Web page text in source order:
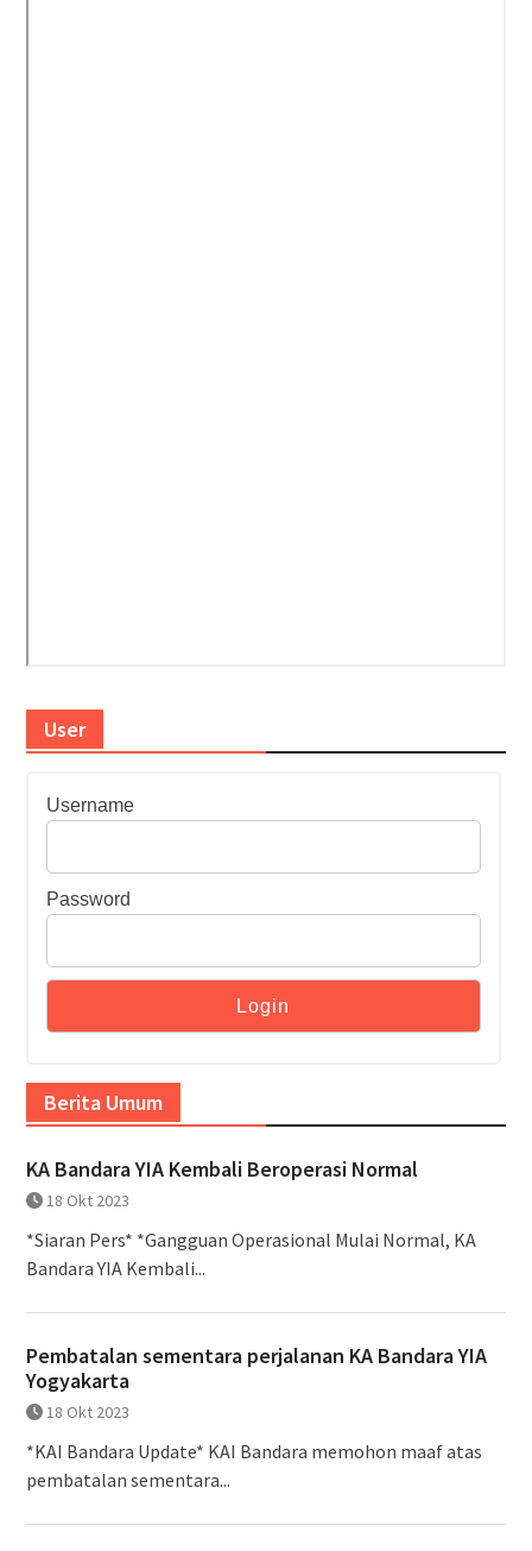
User
Username
Password
Berita Umum
KA Bandara YIA Kembali Beroperasi Normal
18 Okt 2023
*Siaran Pers* *Gangguan Operasional Mulai Normal, KA
Bandara YIA Kembali...
Pembatalan sementara perjalanan KA Bandara YIA
Yogyakarta
18 Okt 2023
*KAI Bandara Update* KAI Bandara memohon maaf atas
pembatalan sementara...